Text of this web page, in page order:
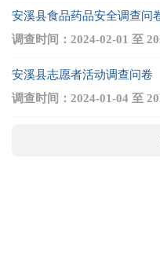
安溪县食品药品安全调查问
调查时间： 2024-02-01 至
安溪县志愿者活动调查问卷
调查时间： 2024-01-04 至